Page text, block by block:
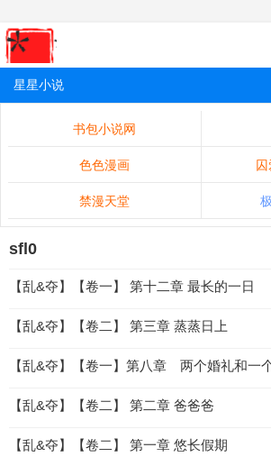
星星小说
书包小说网
色色漫画 囚
禁漫天堂
sfl0
【乱&夺】【卷一】 第十二章 最长的一日
【乱&夺】【卷二】 第三章 蒸蒸日上
【乱&夺】【卷一】第八章 两个婚礼和一
【乱&夺】【卷二】 第二章 爸爸爸
【乱&夺】【卷二】 第一章 悠长假期